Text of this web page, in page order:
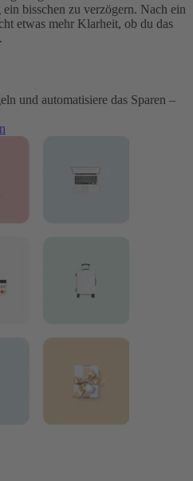
bisschen zu verzögern. Nach ein
etwas mehr Klarheit, ob du das
und automatisiere das Sparen –